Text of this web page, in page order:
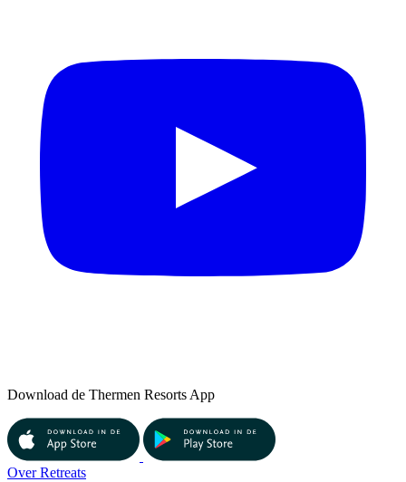
Download de Thermen Resorts App
Over Retreats